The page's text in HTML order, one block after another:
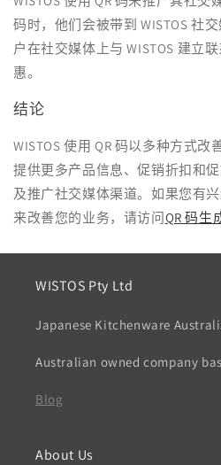
码时，他们会被带到 WISTOS 社
户在社交媒体上与 WISTOS 建立
惠。
结论
WISTOS 使用 QR 码以多种方式
提供更多产品信息、促销折扣和
及推广社交媒体渠道。如果您有
来改善您的业务，请访问QR 码生
WISTOS Pty Ltd
Japanese Kitchenware
Australian owned company
Blog
About Us